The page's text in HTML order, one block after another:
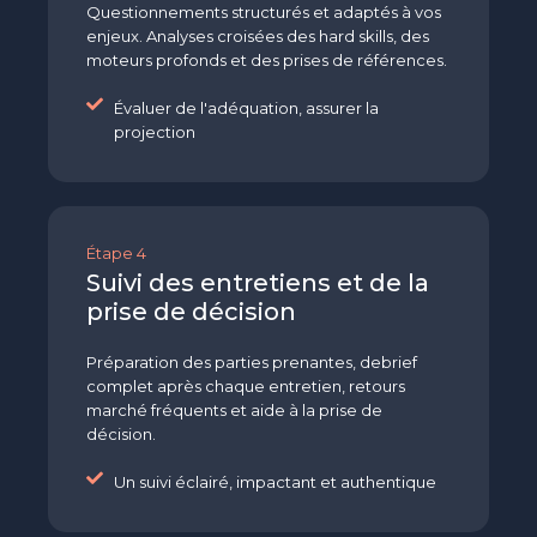
Questionnements structurés et adaptés à vos
enjeux. Analyses croisées des hard skills, des
moteurs profonds et des prises de références.
Évaluer de l'adéquation, assurer la
projection
Étape 4
Suivi des entretiens et de la
prise de décision
Préparation des parties prenantes, debrief
complet après chaque entretien, retours
marché fréquents et aide à la prise de
décision.
Un suivi éclairé, impactant et authentique